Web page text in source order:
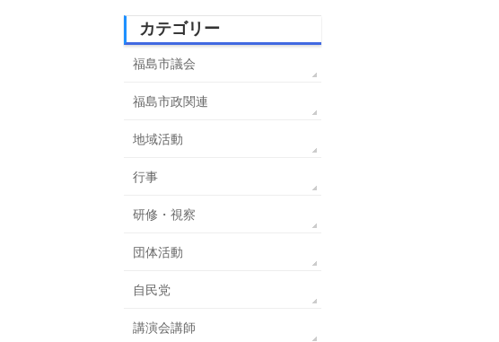
カテゴリー
福島市議会
福島市政関連
地域活動
行事
研修・視察
団体活動
自民党
講演会講師